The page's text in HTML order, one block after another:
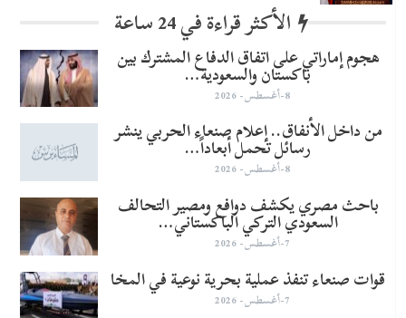
الأكثر قراءة في 24 ساعة
هجوم إماراتي على اتفاق الدفاع المشترك بين
باكستان والسعودية…
8-أغسطس- 2026
من داخل الأنفاق.. إعلام صنعاء الحربي ينشر
رسائل تحمل أبعاداً…
8-أغسطس- 2026
باحث مصري يكشف دوافع ومصير التحالف
السعودي التركي الباكستاني…
7-أغسطس- 2026
قوات صنعاء تنفذ عملية بحرية نوعية في المخا
7-أغسطس- 2026